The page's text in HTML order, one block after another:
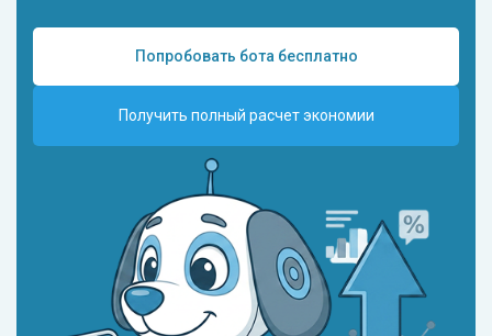
Попробовать бота бесплатно
Получить полный расчет экономии